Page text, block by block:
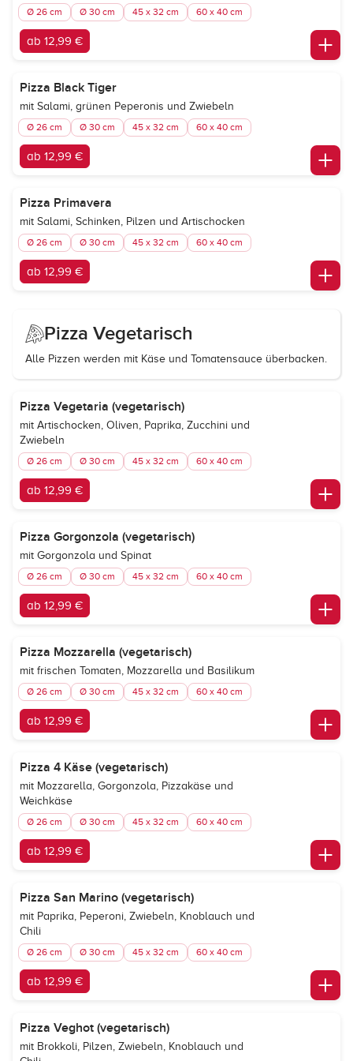
Ø 26 cm Ø 30 cm 45 x 32 cm 60 x 40 cm
ab 12,99 €
Pizza Black Tiger
mit Salami, grünen Peperonis und Zwiebeln
Ø 26 cm Ø 30 cm 45 x 32 cm 60 x 40 cm
ab 12,99 €
Pizza Primavera
mit Salami, Schinken, Pilzen und Artischocken
Ø 26 cm Ø 30 cm 45 x 32 cm 60 x 40 cm
ab 12,99 €
Pizza Vegetarisch
Alle Pizzen werden mit Käse und Tomatensauce überbacken.
Pizza Vegetaria (vegetarisch)
mit Artischocken, Oliven, Paprika, Zucchini und
Zwiebeln
Ø 26 cm Ø 30 cm 45 x 32 cm 60 x 40 cm
ab 12,99 €
Pizza Gorgonzola (vegetarisch)
mit Gorgonzola und Spinat
Ø 26 cm Ø 30 cm 45 x 32 cm 60 x 40 cm
ab 12,99 €
Pizza Mozzarella (vegetarisch)
mit frischen Tomaten, Mozzarella und Basilikum
Ø 26 cm Ø 30 cm 45 x 32 cm 60 x 40 cm
ab 12,99 €
Pizza 4 Käse (vegetarisch)
mit Mozzarella, Gorgonzola, Pizzakäse und
Weichkäse
Ø 26 cm Ø 30 cm 45 x 32 cm 60 x 40 cm
ab 12,99 €
Pizza San Marino (vegetarisch)
mit Paprika, Peperoni, Zwiebeln, Knoblauch und
Chili
Ø 26 cm Ø 30 cm 45 x 32 cm 60 x 40 cm
ab 12,99 €
Pizza Veghot (vegetarisch)
mit Brokkoli, Pilzen, Zwiebeln, Knoblauch und